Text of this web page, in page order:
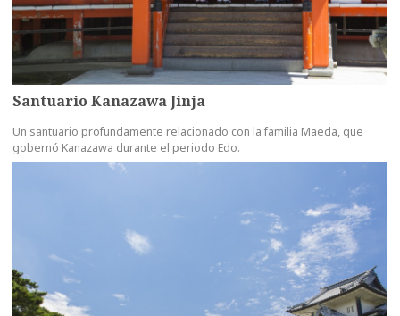
Santuario Kanazawa Jinja
Un santuario profundamente relacionado con la familia Maeda, que
gobernó Kanazawa durante el periodo Edo.